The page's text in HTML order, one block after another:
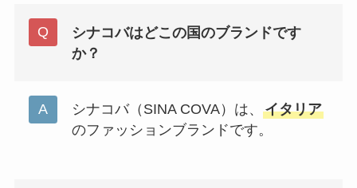
シナコバはどこの国のブランドです
か？
シナコバ（SINA COVA）は、 イタリア
のファッションブランドです。